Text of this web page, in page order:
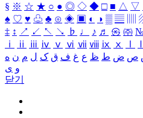
§ ※ ☆ ★ ○ ● ◎ ◇ ◆ □ ■ △ ▽
♠ ♡ ♥ ♧ ♣ ⊙ ◈ ▣ ◐ ◑ ▒ ▤
‡ ↕ ↗ ↙ ↖ ↘ ♭ ♩ ♪ ♬ ㉿ ㈜
ⅰ
ⅱ ⅲ ⅳ ⅴ ⅵ ⅶ ⅷ ⅸ ⅹ
ص ض ط ظ ع غ ف ق ک ل م ن ه
و ی
닫기